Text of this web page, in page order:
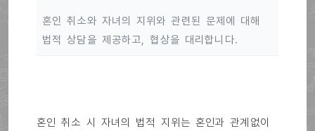
혼인 취소와 자녀의 지위와 관련된 문제에 대해
법적 상담을 제공하고, 협상을 대리합니다.
혼인 취소 시 자녀의 법적 지위는 혼인과 관계없이